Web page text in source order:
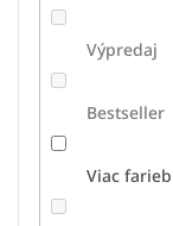
Výpredaj
Bestseller
Viac farieb